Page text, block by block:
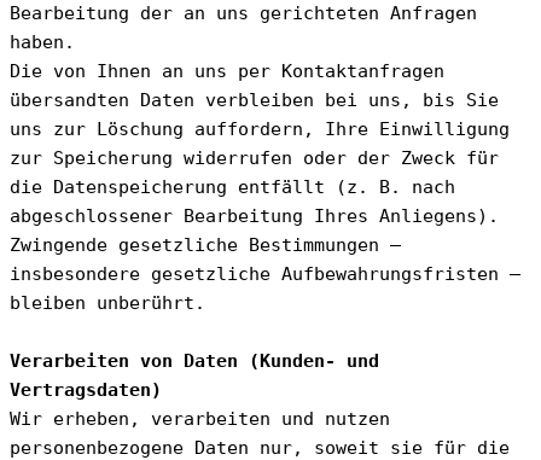
Bearbeitung der an uns gerichteten Anfragen
haben.
Die von Ihnen an uns per Kontaktanfragen
übersandten Daten verbleiben bei uns, bis Sie
uns zur Löschung auffordern, Ihre Einwilligung
zur Speicherung widerrufen oder der Zweck für
die Datenspeicherung entfällt (z. B. nach
abgeschlossener Bearbeitung Ihres Anliegens).
Zwingende gesetzliche Bestimmungen –
insbesondere gesetzliche Aufbewahrungsfristen –
bleiben unberührt.
Verarbeiten von Daten (Kunden- und
Vertragsdaten)
Wir erheben, verarbeiten und nutzen
personenbezogene Daten nur, soweit sie für die